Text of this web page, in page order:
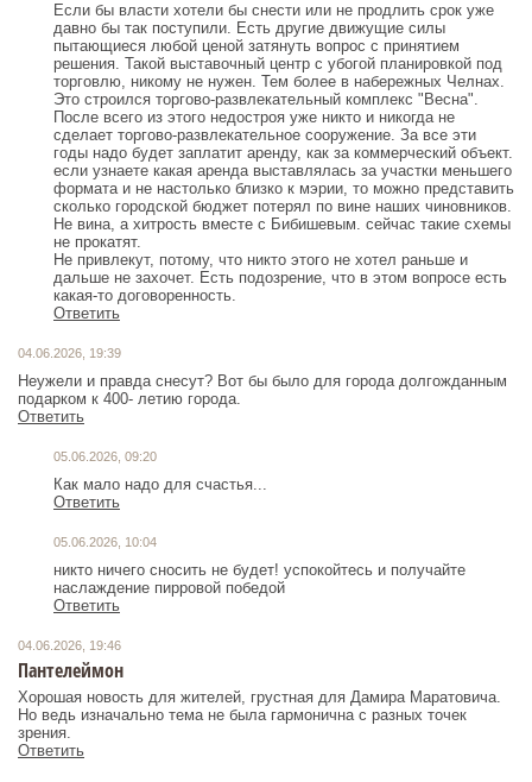
Если бы власти хотели бы снести или не продлить срок уже
давно бы так поступили. Есть другие движущие силы
пытающиеся любой ценой затянуть вопрос с принятием
решения. Такой выставочный центр с убогой планировкой под
торговлю, никому не нужен. Тем более в набережных Челнах.
Это строился торгово-развлекательный комплекс "Весна".
После всего из этого недостроя уже никто и никогда не
сделает торгово-развлекательное сооружение. За все эти
годы надо будет заплатит аренду, как за коммерческий объект.
если узнаете какая аренда выставлялась за участки меньшего
формата и не настолько близко к мэрии, то можно представить
сколько городской бюджет потерял по вине наших чиновников.
Не вина, а хитрость вместе с Бибишевым. сейчас такие схемы
не прокатят.
Не привлекут, потому, что никто этого не хотел раньше и
дальше не захочет. Есть подозрение, что в этом вопросе есть
какая-то договоренность.
Ответить
04.06.2026, 19:39
Неужели и правда снесут? Вот бы было для города долгожданным
подарком к 400- летию города.
Ответить
05.06.2026, 09:20
Как мало надо для счастья...
Ответить
05.06.2026, 10:04
никто ничего сносить не будет! успокойтесь и получайте
наслаждение пирровой победой
Ответить
04.06.2026, 19:46
Пантелеймон
Хорошая новость для жителей, грустная для Дамира Маратовича.
Но ведь изначально тема не была гармонична с разных точек
зрения.
Ответить